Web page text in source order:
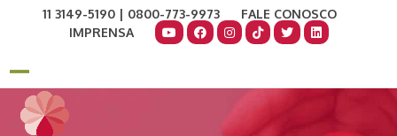
11 3149-5190 | 0800-773-9973
FALE CONOSCO
IMPRENSA
Open
mobile
Close
mobile